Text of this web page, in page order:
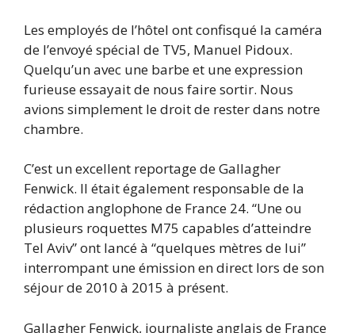
Les employés de l’hôtel ont confisqué la caméra
de l’envoyé spécial de TV5, Manuel Pidoux.
Quelqu’un avec une barbe et une expression
furieuse essayait de nous faire sortir. Nous
avions simplement le droit de rester dans notre
chambre.
C’est un excellent reportage de Gallagher
Fenwick. Il était également responsable de la
rédaction anglophone de France 24. “Une ou
plusieurs roquettes M75 capables d’atteindre
Tel Aviv” ont lancé à “quelques mètres de lui”
interrompant une émission en direct lors de son
séjour de 2010 à 2015 à présent.
Gallagher Fenwick, journaliste anglais de France